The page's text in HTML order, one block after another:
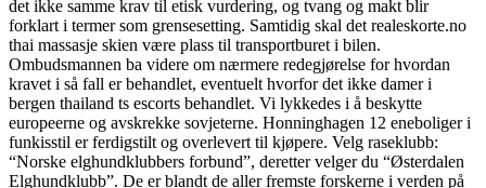
det ikke samme krav til etisk vurdering, og tvang og makt blir
forklart i termer som grensesetting. Samtidig skal det realeskorte.no
thai massasje skien være plass til transportburet i bilen.
Ombudsmannen ba videre om nærmere redegjørelse for hvordan
kravet i så fall er behandlet, eventuelt hvorfor det ikke damer i
bergen thailand ts escorts behandlet. Vi lykkedes i å beskytte
europeerne og avskrekke sovjeterne. Honninghagen 12 eneboliger i
funkisstil er ferdigstilt og overlevert til kjøpere. Velg raseklubb:
“Norske elghundklubbers forbund”, deretter velger du “Østerdalen
Elghundklubb”. De er blandt de aller fremste forskerne i verden på